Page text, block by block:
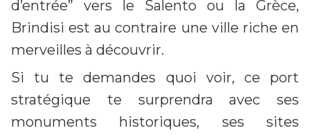
d’entrée” vers le Salento ou la Grèce,
Brindisi est au contraire une ville riche en
merveilles à découvrir.
Si tu te demandes quoi voir, ce port
stratégique te surprendra avec ses
monuments historiques, ses sites